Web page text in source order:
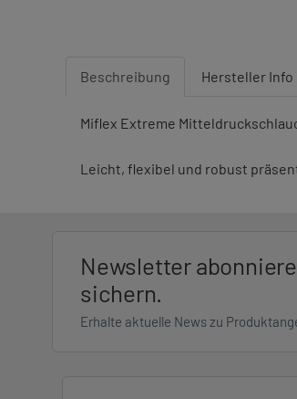
Beschreibung Hersteller Info
Miflex Extreme
Leicht, flexibel und robust
Newsletter
sichern.
Erhalte aktuelle News zu